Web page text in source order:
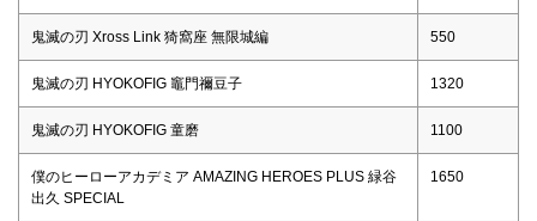
鬼滅の刃 Xross Link 猗窩座 無限城編 550
鬼滅の刃 HYOKOFIG 竈門禰豆子 1320
鬼滅の刃 HYOKOFIG 童磨 1100
僕のヒーローアカデミア AMAZING HEROES PLUS 緑谷
出久 SPECIAL
1650